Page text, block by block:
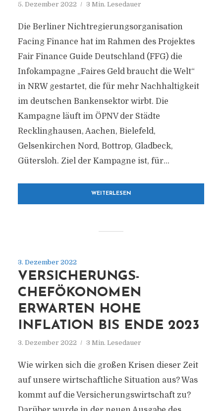
5. Dezember 2022 3 Min. Lesedauer
Die Berliner Nichtregierungsorganisation
Facing Finance hat im Rahmen des Projektes
Fair Finance Guide Deutschland (FFG) die
Infokampagne „Faires Geld braucht die Welt“
in NRW gestartet, die für mehr Nachhaltigkeit
im deutschen Bankensektor wirbt. Die
Kampagne läuft im ÖPNV der Städte
Recklinghausen, Aachen, Bielefeld,
Gelsenkirchen Nord, Bottrop, Gladbeck,
Gütersloh. Ziel der Kampagne ist, für...
WEITERLESEN
3. Dezember 2022
VERSICHERUNGS-
CHEFÖKONOMEN
ERWARTEN HOHE
INFLATION BIS ENDE 2023
3. Dezember 2022 3 Min. Lesedauer
Wie wirken sich die großen Krisen dieser Zeit
auf unsere wirtschaftliche Situation aus? Was
kommt auf die Versicherungswirtschaft zu?